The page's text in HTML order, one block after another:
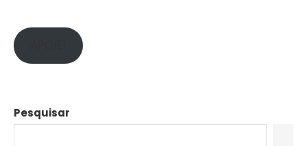
Pesquisar